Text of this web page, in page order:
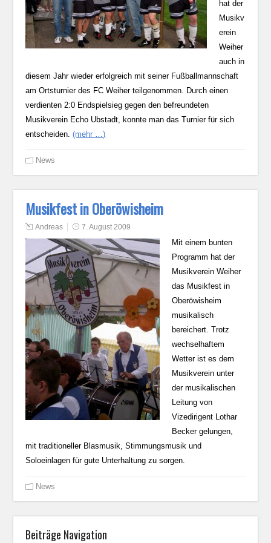
hat der
Musikv
erein
Weiher
auch in
diesem Jahr wieder erfolgreich mit seiner Fußballmannschaft
am Ortsturnier des FC Weiher teilgenommen. Durch einen
verdienten 2:0 Endspielsieg gegen den befreundeten
Musikverein Echo Ubstadt, konnte man das Turnier für sich
entscheiden.(mehr …)
News
Musikfest in Oberöwisheim
Andreas 7. August 2009
Mit einem bunten
Programm hat der
Musikverein Weiher
das Musikfest in
Oberöwisheim
musikalisch
bereichert. Trotz
wechselhaftem
Wetter ist es dem
Musikverein unter
der musikalischen
Leitung von
Vizedirigent Lothar
Becker gelungen,
mit traditioneller Blasmusik, Stimmungsmusik und
Soloeinlagen für gute Unterhaltung zu sorgen.
News
Beiträge Navigation